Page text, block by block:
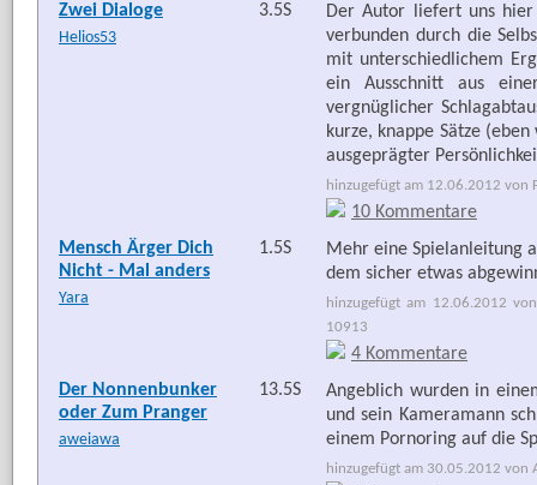
Zwei Dialoge
Helios53
3.5S
Der Autor liefert uns hier
verbunden durch die
mit unterschiedlichem
ein Ausschnitt aus
vergnüglicher
kurze, knappe Sätze
ausgeprägter
hinzugefügt am 12.06.2012 von
10 Kommentare
Mensch Ärger Dich
Nicht - Mal anders
Yara
1.5S
Mehr eine Spielanleitung
dem sicher etwas
hinzugefügt am 12.06.2012
10913
4 Kommentare
Der Nonnenbunker
oder Zum Pranger
aweiawa
13.5S
Angeblich wurden in
und sein Kameramann
einem Pornoring auf die
hinzugefügt am 30.05.2012 von